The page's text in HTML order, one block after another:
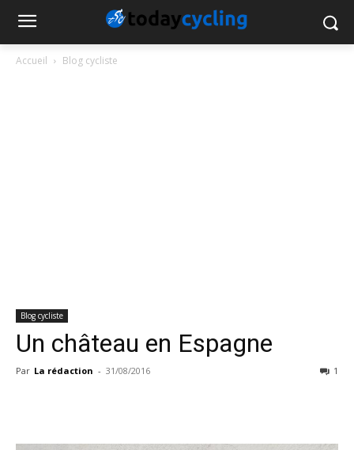
Accueil Blog cycliste
Blog cycliste
Un château en Espagne
Par La rédaction - 31/08/2016 1